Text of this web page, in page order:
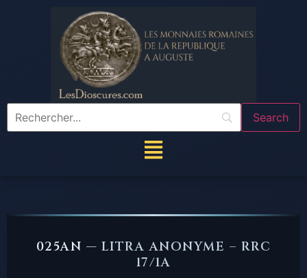
025AN — LITRA ANONYME – RRC
17/1A